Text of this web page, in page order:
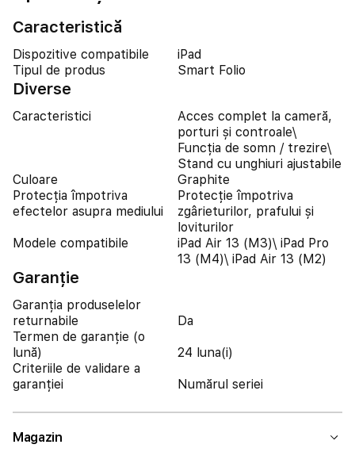
Caracteristică
Dispozitive compatibile
iPad
Tipul de produs
Smart Folio
Diverse
Caracteristici
Acces complet la cameră,
porturi și controale\
Funcția de somn / trezire\
Stand cu unghiuri ajustabile
Culoare
Graphite
Protecția împotriva
efectelor asupra mediului
Protecție împotriva
zgârieturilor, prafului și
loviturilor
Modele compatibile
iPad Air 13 (M3)\ iPad Pro
13 (M4)\ iPad Air 13 (M2)
Garanție
Garanția produselelor
returnabile
Da
Termen de garanție (o
lună)
24 luna(i)
Criteriile de validare a
garanției
Numărul seriei
Magazin